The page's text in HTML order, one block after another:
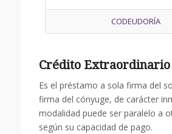
CODEUDORÍA
Crédito Extraordinario
Es el préstamo a sola firma del
firma del cónyuge, de carácter
modalidad puede ser paralelo a
según su capacidad de pago.